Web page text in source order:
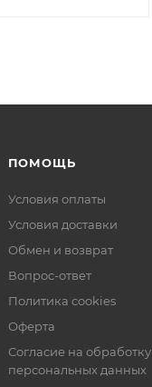
ПОМОЩЬ
Условия оплаты
Условия доставки
Обмен и возврат
Вопрос-ответ
Политика cookies
Оферта
Согласие на обработку
персональных данных